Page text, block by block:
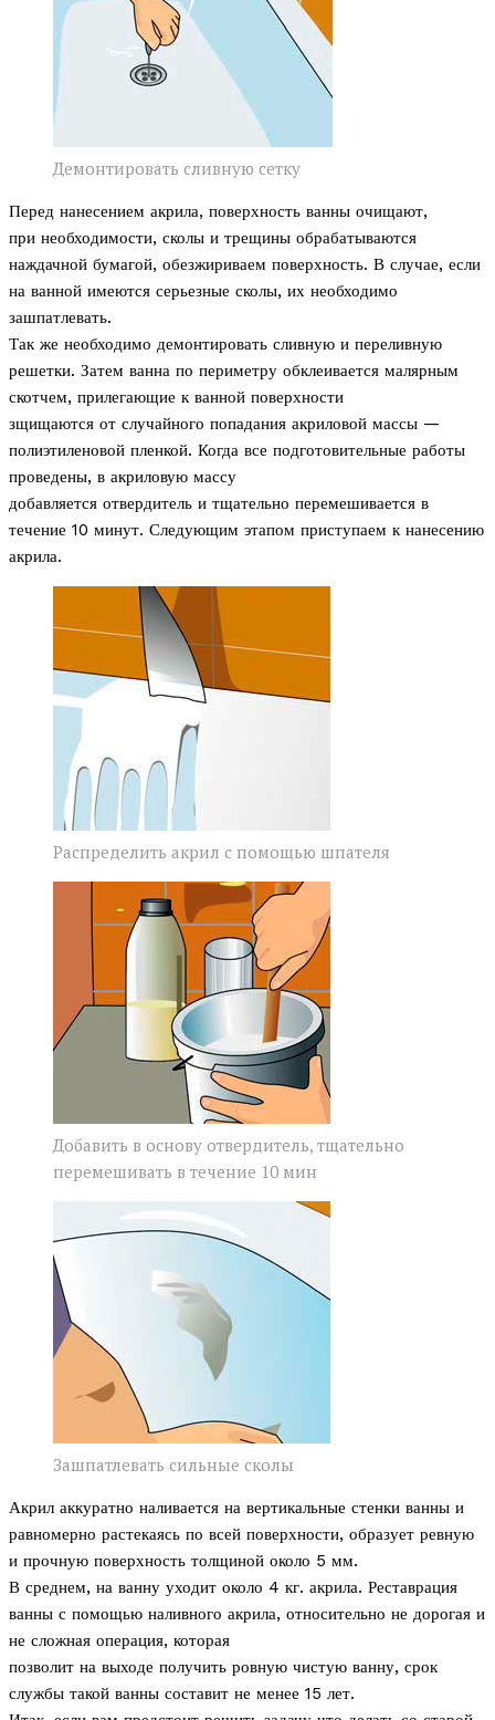
Демонтировать сливную сетку
Перед нанесением акрила, поверхность ванны очищают,
при необходимости, сколы и трещины обрабатываются
наждачной бумагой, обезжириваем поверхность. В случае, если
на ванной имеются серьезные сколы, их необходимо
зашпатлевать.
Так же необходимо демонтировать сливную и переливную
решетки. Затем ванна по периметру обклеивается малярным
скотчем, прилегающие к ванной поверхности
зщищаются от случайного попадания акриловой массы —
полиэтиленовой пленкой. Когда все подготовительные работы
проведены, в акриловую массу
добавляется отвердитель и тщательно перемешивается в
течение 10 минут. Следующим этапом приступаем к нанесению
акрила.
Распределить акрил с помощью шпателя
Добавить в основу отвердитель, тщательно
перемешивать в течение 10 мин
Зашпатлевать сильные сколы
Акрил аккуратно наливается на вертикальные стенки ванны и
равномерно растекаясь по всей поверхности, образует ревную
и прочную поверхность толщиной около 5 мм.
В среднем, на ванну уходит около 4 кг. акрила. Реставрация
ванны с помощью наливного акрила, относительно не дорогая и
не сложная операция, которая
позволит на выходе получить ровную чистую ванну, срок
службы такой ванны составит не менее 15 лет.